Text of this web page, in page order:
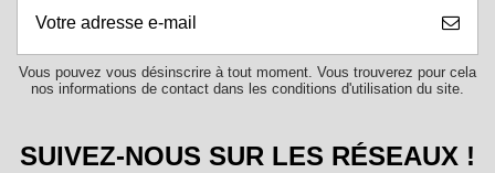
Vous pouvez vous désinscrire à tout moment. Vous trouverez pour cela
nos informations de contact dans les conditions d'utilisation du site.
SUIVEZ-NOUS SUR LES RÉSEAUX !